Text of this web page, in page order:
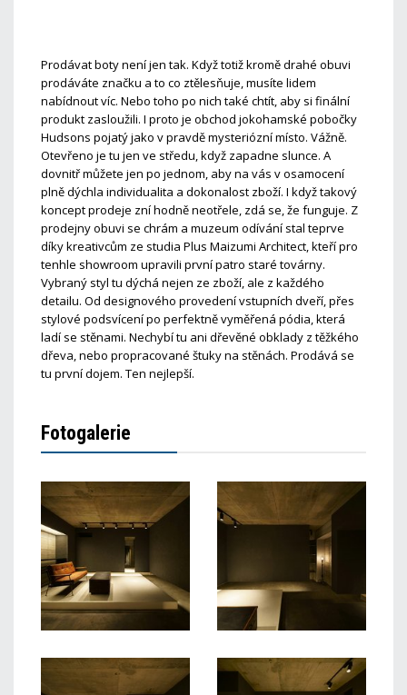
Prodávat boty není jen tak. Když totiž kromě drahé obuvi
prodáváte značku a to co ztělesňuje, musíte lidem
nabídnout víc. Nebo toho po nich také chtít, aby si finální
produkt zasloužili. I proto je obchod jokohamské pobočky
Hudsons pojatý jako v pravdě mysteriózní místo. Vážně.
Otevřeno je tu jen ve středu, když zapadne slunce. A
dovnitř můžete jen po jednom, aby na vás v osamocení
plně dýchla individualita a dokonalost zboží. I když takový
koncept prodeje zní hodně neotřele, zdá se, že funguje. Z
prodejny obuvi se chrám a muzeum odívání stal teprve
díky kreativcům ze studia Plus Maizumi Architect, kteří pro
tenhle showroom upravili první patro staré továrny.
Vybraný styl tu dýchá nejen ze zboží, ale z každého
detailu. Od designového provedení vstupních dveří, přes
stylové podsvícení po perfektně vyměřená pódia, která
ladí se stěnami. Nechybí tu ani dřevěné obklady z těžkého
dřeva, nebo propracované štuky na stěnách. Prodává se
tu první dojem. Ten nejlepší.
Fotogalerie